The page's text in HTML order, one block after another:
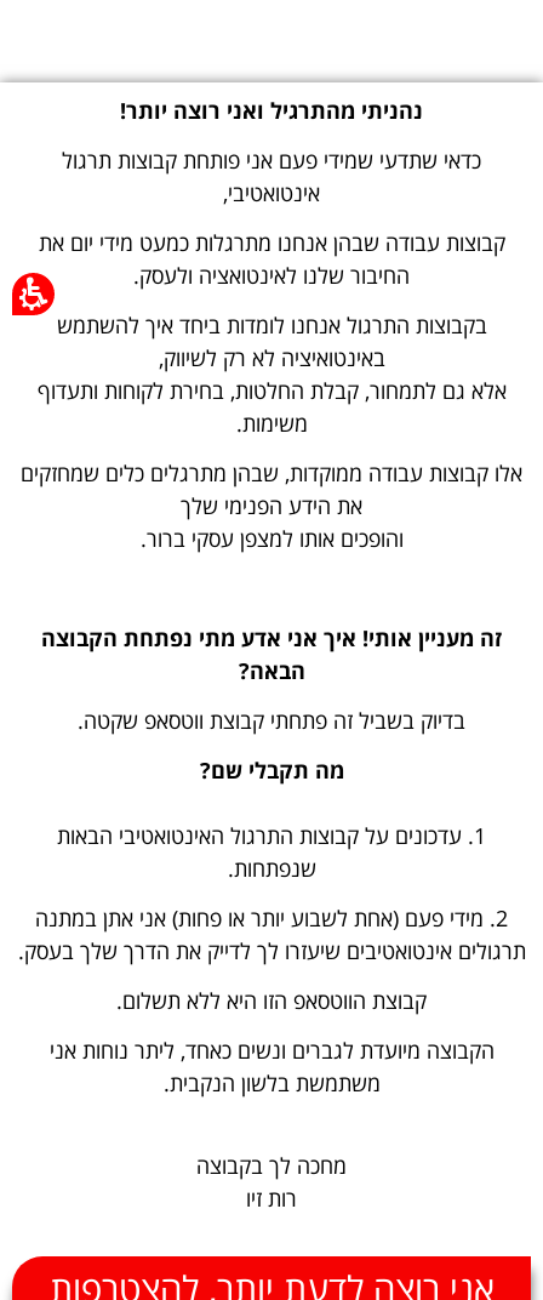
נהניתי מהתרגיל ואני רוצה יותר!
כדאי שתדעי שמידי פעם אני פותחת קבוצות תרגול
אינטואטיבי,
קבוצות עבודה שבהן אנחנו מתרגלות כמעט מידי יום את
החיבור שלנו לאינטואציה ולעסק.
בקבוצות התרגול אנחנו לומדות ביחד איך להשתמש
באינטואיציה לא רק לשיווק,
אלא גם לתמחור, קבלת החלטות, בחירת לקוחות ותעדוף
משימות.
אלו קבוצות עבודה ממוקדות, שבהן מתרגלים כלים שמחזקים
את הידע הפנימי שלך
והופכים אותו למצפן עסקי ברור.
זה מעניין אותי! איך אני אדע מתי נפתחת הקבוצה
הבאה?
בדיוק בשביל זה פתחתי קבוצת ווטסאפ שקטה.
מה תקבלי שם?
1. עדכונים על קבוצות התרגול האינטואטיבי הבאות
שנפתחות.
2. מידי פעם (אחת לשבוע יותר או פחות) אני אתן במתנה
תרגולים אינטואטיבים שיעזרו לך לדייק את הדרך שלך בעסק.
קבוצת הווטסאפ הזו היא ללא תשלום.
הקבוצה מיועדת לגברים ונשים כאחד, ליתר נוחות אני
משתמשת בלשון הנקבית.
מחכה לך בקבוצה
רות זיו
אני רוצה לדעת יותר, להצטרפות